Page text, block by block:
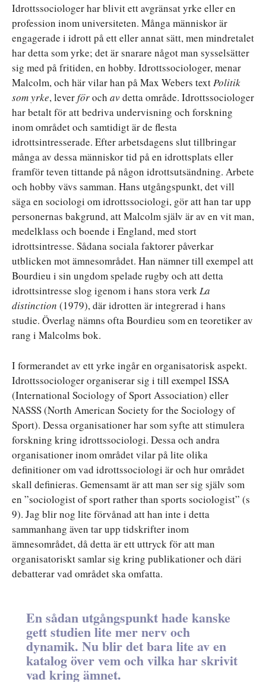
Idrottssociologer har blivit ett avgränsat yrke eller en
profession inom universiteten. Många människor är
engagerade i idrott på ett eller annat sätt, men mindretalet
har detta som yrke; det är snarare något man sysselsätter
sig med på fritiden, en hobby. Idrottssociologer, menar
Malcolm, och här vilar han på Max Webers text Politik
som yrke, leverföroch avdetta område. Idrottssociologer
har betalt för att bedriva undervisning och forskning
inom området och samtidigt är de flesta
idrottsintresserade. Efter arbetsdagens slut tillbringar
många av dessa människor tid på en idrottsplats eller
framför teven tittande på någon idrottsutsändning. Arbete
och hobby vävs samman. Hans utgångspunkt, det vill
säga en sociologi om idrottssociologi, gör att han tar upp
personernas bakgrund, att Malcolm själv är av en vit man,
medelklass och boende i England, med stort
idrottsintresse. Sådana sociala faktorer påverkar
utblicken mot ämnesområdet. Han nämner till exempel att
Bourdieu i sin ungdom spelade rugby och att detta
idrottsintresse slog igenom i hans stora verk La
distinction (1979), där idrotten är integrerad i hans
studie. Överlag nämns ofta Bourdieu som en teoretiker av
rang i Malcolms bok.
I formerandet av ett yrke ingår en organisatorisk aspekt.
Idrottssociologer organiserar sig i till exempel ISSA
(International Sociology of Sport Association) eller
NASSS (North American Society for the Sociology of
Sport). Dessa organisationer har som syfte att stimulera
forskning kring idrottssociologi. Dessa och andra
organisationer inom området vilar på lite olika
definitioner om vad idrottssociologi är och hur området
skall definieras. Gemensamt är att man ser sig själv som
en ”sociologist of sport rather than sports sociologist” (s
9). Jag blir nog lite förvånad att han inte i detta
sammanhang även tar upp tidskrifter inom
ämnesområdet, då detta är ett uttryck för att man
organisatoriskt samlar sig kring publikationer och däri
debatterar vad området ska omfatta.
En sådan utgångspunkt hade kanske
gett studien lite mer nerv och
dynamik. Nu blir det bara lite av en
katalog över vem och vilka har skrivit
vad kring ämnet.